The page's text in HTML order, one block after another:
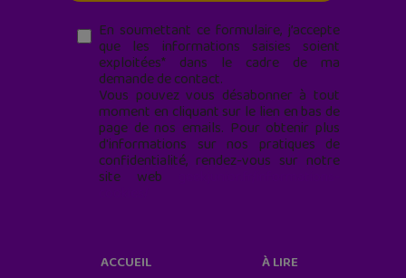
En soumettant ce formulaire, j’accepte
que les informations saisies soient
exploitées* dans le cadre de ma
demande de contact.
Vous pouvez vous désabonner à tout
moment en cliquant sur le lien en bas de
page de nos emails. Pour obtenir plus
d'informations sur nos pratiques de
confidentialité, rendez-vous sur notre
site web
ACCUEIL
À LIRE